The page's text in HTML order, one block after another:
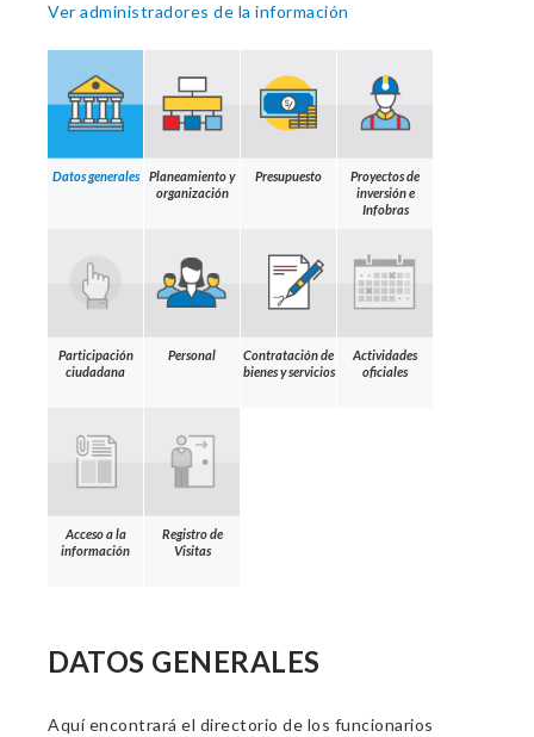
Ver administradores de la información
Datos generales
Planeamiento y
organización
Presupuesto
Proyectos de
inversión e
Infobras
Participación
ciudadana
Personal
Contratación de
bienes y servicios
Actividades
oficiales
Acceso a la
información
Registro de
Visitas
DATOS GENERALES
Aquí encontrará el directorio de los funcionarios